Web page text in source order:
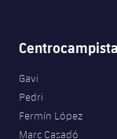
Gavi
Pedri
Fermín López
Marc Casadó